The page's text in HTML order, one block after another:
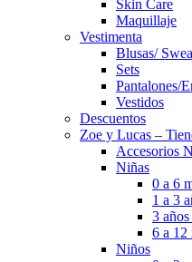
Skin Care
Maquillaje
Vestimenta
Blusas/
Sets
Pantalones/
Vestidos
Descuentos
Zoe y Lucas –
Accesorios
Niñas
0 a 6
1 a 3
3
6 a 12
Niños